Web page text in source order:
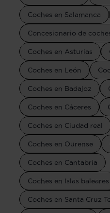
Coches en Salamanca
Concesionario de
Coches en Asturias
Coches en León
Coches en Badajoz
Coches en Cáceres
Coches en Ciudad real
Coches en Ourense
Coches en Cantabria
Coches en Islas baleares
Coches en Santa Cruz